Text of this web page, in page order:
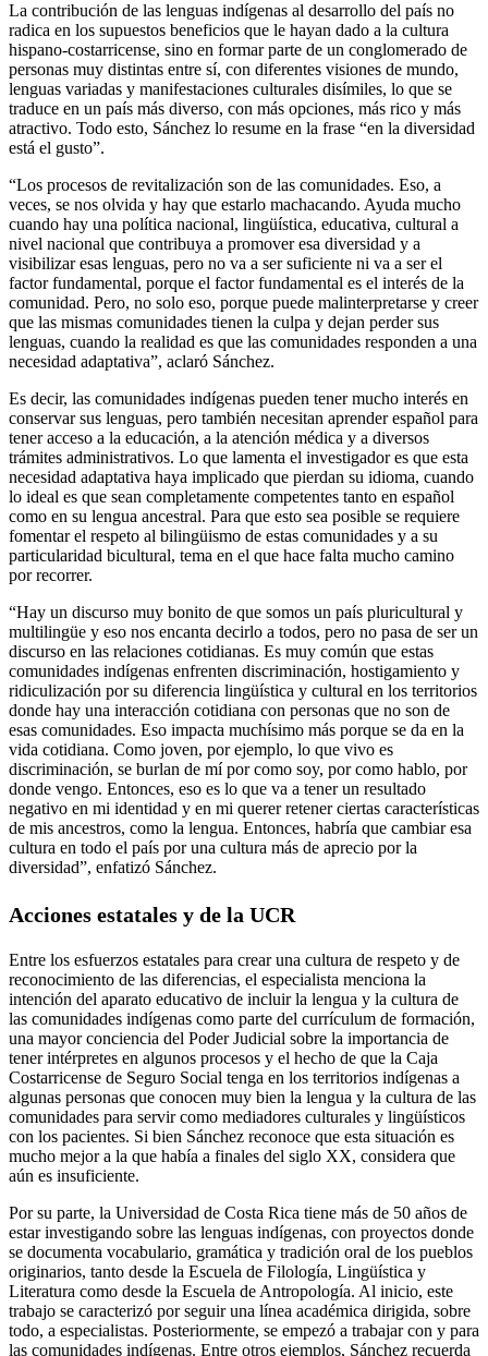
La contribución de las lenguas indígenas al desarrollo del país no
radica en los supuestos beneficios que le hayan dado a la cultura
hispano-costarricense, sino en formar parte de un conglomerado de
personas muy distintas entre sí, con diferentes visiones de mundo,
lenguas variadas y manifestaciones culturales disímiles, lo que se
traduce en un país más diverso, con más opciones, más rico y más
atractivo. Todo esto, Sánchez lo resume en la frase “en la diversidad
está el gusto”.
“Los procesos de revitalización son de las comunidades. Eso, a
veces, se nos olvida y hay que estarlo machacando. Ayuda mucho
cuando hay una política nacional, lingüística, educativa, cultural a
nivel nacional que contribuya a promover esa diversidad y a
visibilizar esas lenguas, pero no va a ser suficiente ni va a ser el
factor fundamental, porque el factor fundamental es el interés de la
comunidad. Pero, no solo eso, porque puede malinterpretarse y creer
que las mismas comunidades tienen la culpa y dejan perder sus
lenguas, cuando la realidad es que las comunidades responden a una
necesidad adaptativa”, aclaró Sánchez.
Es decir, las comunidades indígenas pueden tener mucho interés en
conservar sus lenguas, pero también necesitan aprender español para
tener acceso a la educación, a la atención médica y a diversos
trámites administrativos. Lo que lamenta el investigador es que esta
necesidad adaptativa haya implicado que pierdan su idioma, cuando
lo ideal es que sean completamente competentes tanto en español
como en su lengua ancestral. Para que esto sea posible se requiere
fomentar el respeto al bilingüismo de estas comunidades y a su
particularidad bicultural, tema en el que hace falta mucho camino
por recorrer.
“Hay un discurso muy bonito de que somos un país pluricultural y
multilingüe y eso nos encanta decirlo a todos, pero no pasa de ser un
discurso en las relaciones cotidianas. Es muy común que estas
comunidades indígenas enfrenten discriminación, hostigamiento y
ridiculización por su diferencia lingüística y cultural en los territorios
donde hay una interacción cotidiana con personas que no son de
esas comunidades. Eso impacta muchísimo más porque se da en la
vida cotidiana. Como joven, por ejemplo, lo que vivo es
discriminación, se burlan de mí por como soy, por como hablo, por
donde vengo. Entonces, eso es lo que va a tener un resultado
negativo en mi identidad y en mi querer retener ciertas características
de mis ancestros, como la lengua. Entonces, habría que cambiar esa
cultura en todo el país por una cultura más de aprecio por la
diversidad”, enfatizó Sánchez.
Acciones estatales y de la UCR
Entre los esfuerzos estatales para crear una cultura de respeto y de
reconocimiento de las diferencias, el especialista menciona la
intención del aparato educativo de incluir la lengua y la cultura de
las comunidades indígenas como parte del currículum de formación,
una mayor conciencia del Poder Judicial sobre la importancia de
tener intérpretes en algunos procesos y el hecho de que la Caja
Costarricense de Seguro Social tenga en los territorios indígenas a
algunas personas que conocen muy bien la lengua y la cultura de las
comunidades para servir como mediadores culturales y lingüísticos
con los pacientes. Si bien Sánchez reconoce que esta situación es
mucho mejor a la que había a finales del siglo XX, considera que
aún es insuficiente.
Por su parte, la Universidad de Costa Rica tiene más de 50 años de
estar investigando sobre las lenguas indígenas, con proyectos donde
se documenta vocabulario, gramática y tradición oral de los pueblos
originarios, tanto desde la Escuela de Filología, Lingüística y
Literatura como desde la Escuela de Antropología. Al inicio, este
trabajo se caracterizó por seguir una línea académica dirigida, sobre
todo, a especialistas. Posteriormente, se empezó a trabajar con y para
las comunidades indígenas. Entre otros ejemplos, Sánchez recuerda